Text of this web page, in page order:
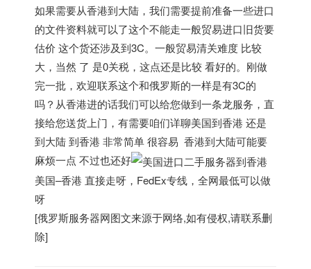
如果需要从香港到大陆，我们需要提前准备一些进口
的文件资料就可以了这个不能走一般贸易进口旧货要
估价 这个货还涉及到3C。一般贸易清关难度 比较
大，当然 了 是0关税，这点还是比较 看好的。刚做
完一批，欢迎联系这个和俄罗斯的一样是有3C的
吗？从香港进的话我们可以给您做到一条龙服务，直
接给您送货上门，有需要咱们详聊美国到香港 还是
到大陆 到香港 非常简单 很容易 香港到大陆可能要
麻烦一点 不过也还好
美国–香港 直接走呀，FedEx专线，全网最低可以做
呀
[俄罗斯服务器网图文来源于网络,如有侵权,请联系删
除]